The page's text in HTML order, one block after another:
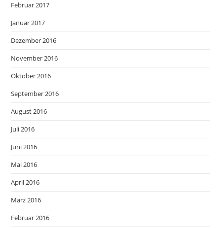
Februar 2017
Januar 2017
Dezember 2016
November 2016
Oktober 2016
September 2016
August 2016
Juli 2016
Juni 2016
Mai 2016
April 2016
März 2016
Februar 2016